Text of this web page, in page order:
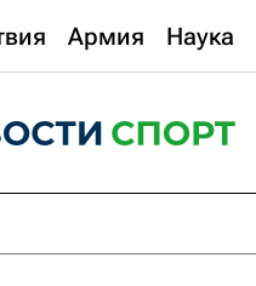
Армия Наука